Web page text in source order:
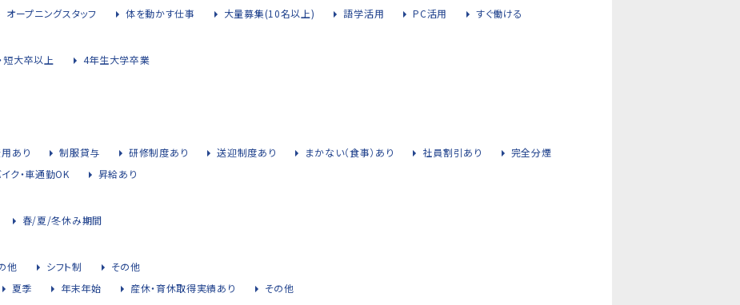
オープニングスタッフ 体を動かす仕事 大量募集(10名以上) 語学活用 PC活用 すぐ働ける
短大卒以上 4年生大学卒業
あり 制服貸与 研修制度あり 送迎制度あり まかない（食事）あり 社員割引あり
完全分煙
ク・車通勤OK 昇給あり
春/夏/冬休み期間
他 シフト制
その他
夏季 年末年始 産休・育休取得実績あり その他